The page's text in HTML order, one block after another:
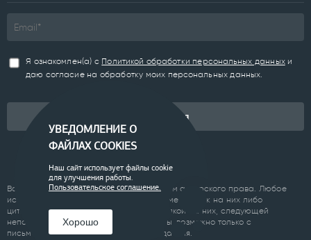
Я ознакомлен(а) с Политикой обработки персональных данныхи
даю согласие на обработку моих персональных данных.
Подписаться
Все материалы сайта являются объектом авторского права. Любое
использование материалов сайта, кроме ссылок на них либо
цитирование с обязательной гиперссылкой на них, следующей
непосредственно до либо после цитаты, возможно только с
письменного разрешения правообладателя.
УВЕДОМЛЕНИЕ О
ФАЙЛАХ COOKIES
Наш сайт использует файлы cookie
для улучшения работы.
Пользовательское соглашение.
Хорошо